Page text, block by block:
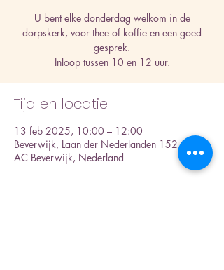
U bent elke donderdag welkom in de
dorpskerk, voor thee of koffie en een goed
gesprek.
Inloop tussen 10 en 12 uur.
Tijd en locatie
13 feb 2025, 10:00 – 12:00
Beverwijk, Laan der Nederlanden 152, 1945
AC Beverwijk, Nederland